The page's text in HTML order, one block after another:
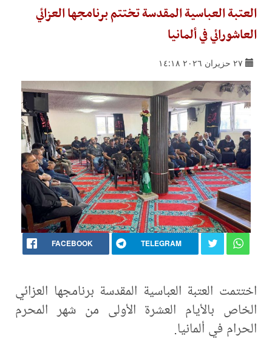
العتبة العباسية المقدسة تختتم برنامجها العزائي
العاشورائي في ألمانيا
٢٧ حزيران ٢٠٢٦ ١٤:١٨
FACEBOOK TELEGRAM
اختتمت العتبة العباسية المقدسة برنامجها العزائي
الخاص بالأيام العشرة الأولى من شهر المحرم
الحرام في ألمانيا.